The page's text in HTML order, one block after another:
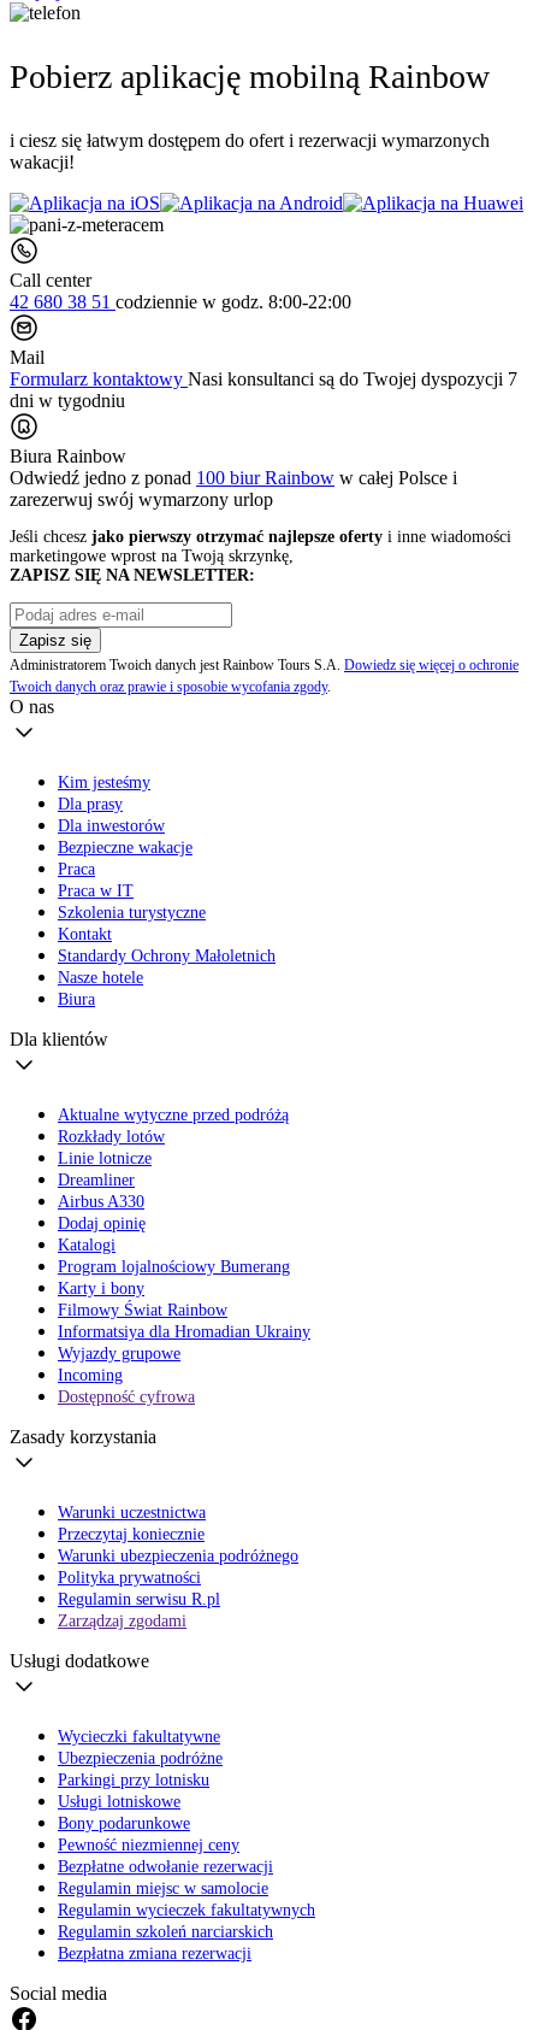
Pobierz aplikację mobilną Rainbow
i ciesz się łatwym dostępem do ofert i rezerwacji wymarzonych
wakacji!
Call center
42 680 38 51 codziennie w godz. 8:00-22:00
Mail
Formularz kontaktowy Nasi konsultanci są do Twojej dyspozycji 7
dni w tygodniu
Biura Rainbow
Odwiedź jedno z ponad 100 biur Rainbow w całej Polsce i
zarezerwuj swój wymarzony urlop
Jeśli chcesz jako pierwszy otrzymać najlepsze oferty i inne wiadomości
marketingowe wprost na Twoją skrzynkę,
ZAPISZ SIĘ NA NEWSLETTER:
Zapisz się
Administratorem Twoich danych jest Rainbow Tours S.A. Dowiedz się więcej o ochronie
Twoich danych oraz prawie i sposobie wycofania zgody.
O nas
Kim jesteśmy
Dla prasy
Dla inwestorów
Bezpieczne wakacje
Praca
Praca w IT
Szkolenia turystyczne
Kontakt
Standardy Ochrony Małoletnich
Nasze hotele
Biura
Dla klientów
Aktualne wytyczne przed podróżą
Rozkłady lotów
Linie lotnicze
Dreamliner
Airbus A330
Dodaj opinię
Katalogi
Program lojalnościowy Bumerang
Karty i bony
Filmowy Świat Rainbow
Informatsiya dla Hromadian Ukrainy
Wyjazdy grupowe
Incoming
Dostępność cyfrowa
Zasady korzystania
Warunki uczestnictwa
Przeczytaj koniecznie
Warunki ubezpieczenia podróżnego
Polityka prywatności
Regulamin serwisu R.pl
Zarządzaj zgodami
Usługi dodatkowe
Wycieczki fakultatywne
Ubezpieczenia podróżne
Parkingi przy lotnisku
Usługi lotniskowe
Bony podarunkowe
Pewność niezmiennej ceny
Bezpłatne odwołanie rezerwacji
Regulamin miejsc w samolocie
Regulamin wycieczek fakultatywnych
Regulamin szkoleń narciarskich
Bezpłatna zmiana rezerwacji
Social media